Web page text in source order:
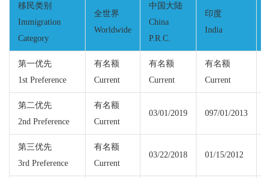
移民类别
Immigration
Category
全世界
Worldwide
中国大陆
China
P.R.C.
印度
India
第一优先
1st Preference
有名额
Current
有名额
Current
有名额
Current
第二优先
2nd Preference
有名额
Current
03/01/2019 097/01/2013
第三优先
3rd Preference
有名额
Current
03/22/2018 01/15/2012